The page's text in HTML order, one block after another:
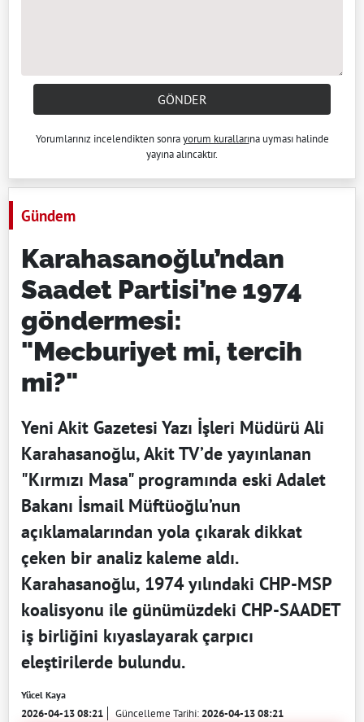
GÖNDER
Yorumlarınız incelendikten sonrayorum kurallarına uyması halinde
yayına alıncaktır.
Gündem
Karahasanoğlu’ndan
Saadet Partisi’ne 1974
göndermesi:
"Mecburiyet mi, tercih
mi?"
Yeni Akit Gazetesi Yazı İşleri Müdürü Ali
Karahasanoğlu, Akit TV’de yayınlanan
"Kırmızı Masa" programında eski Adalet
Bakanı İsmail Müftüoğlu’nun
açıklamalarından yola çıkarak dikkat
çeken bir analiz kaleme aldı.
Karahasanoğlu, 1974 yılındaki CHP-MSP
koalisyonu ile günümüzdeki CHP-SAADET
iş birliğini kıyaslayarak çarpıcı
eleştirilerde bulundu.
Yücel Kaya
2026-04-13 08:21 Güncelleme Tarihi:2026-04-13 08:21